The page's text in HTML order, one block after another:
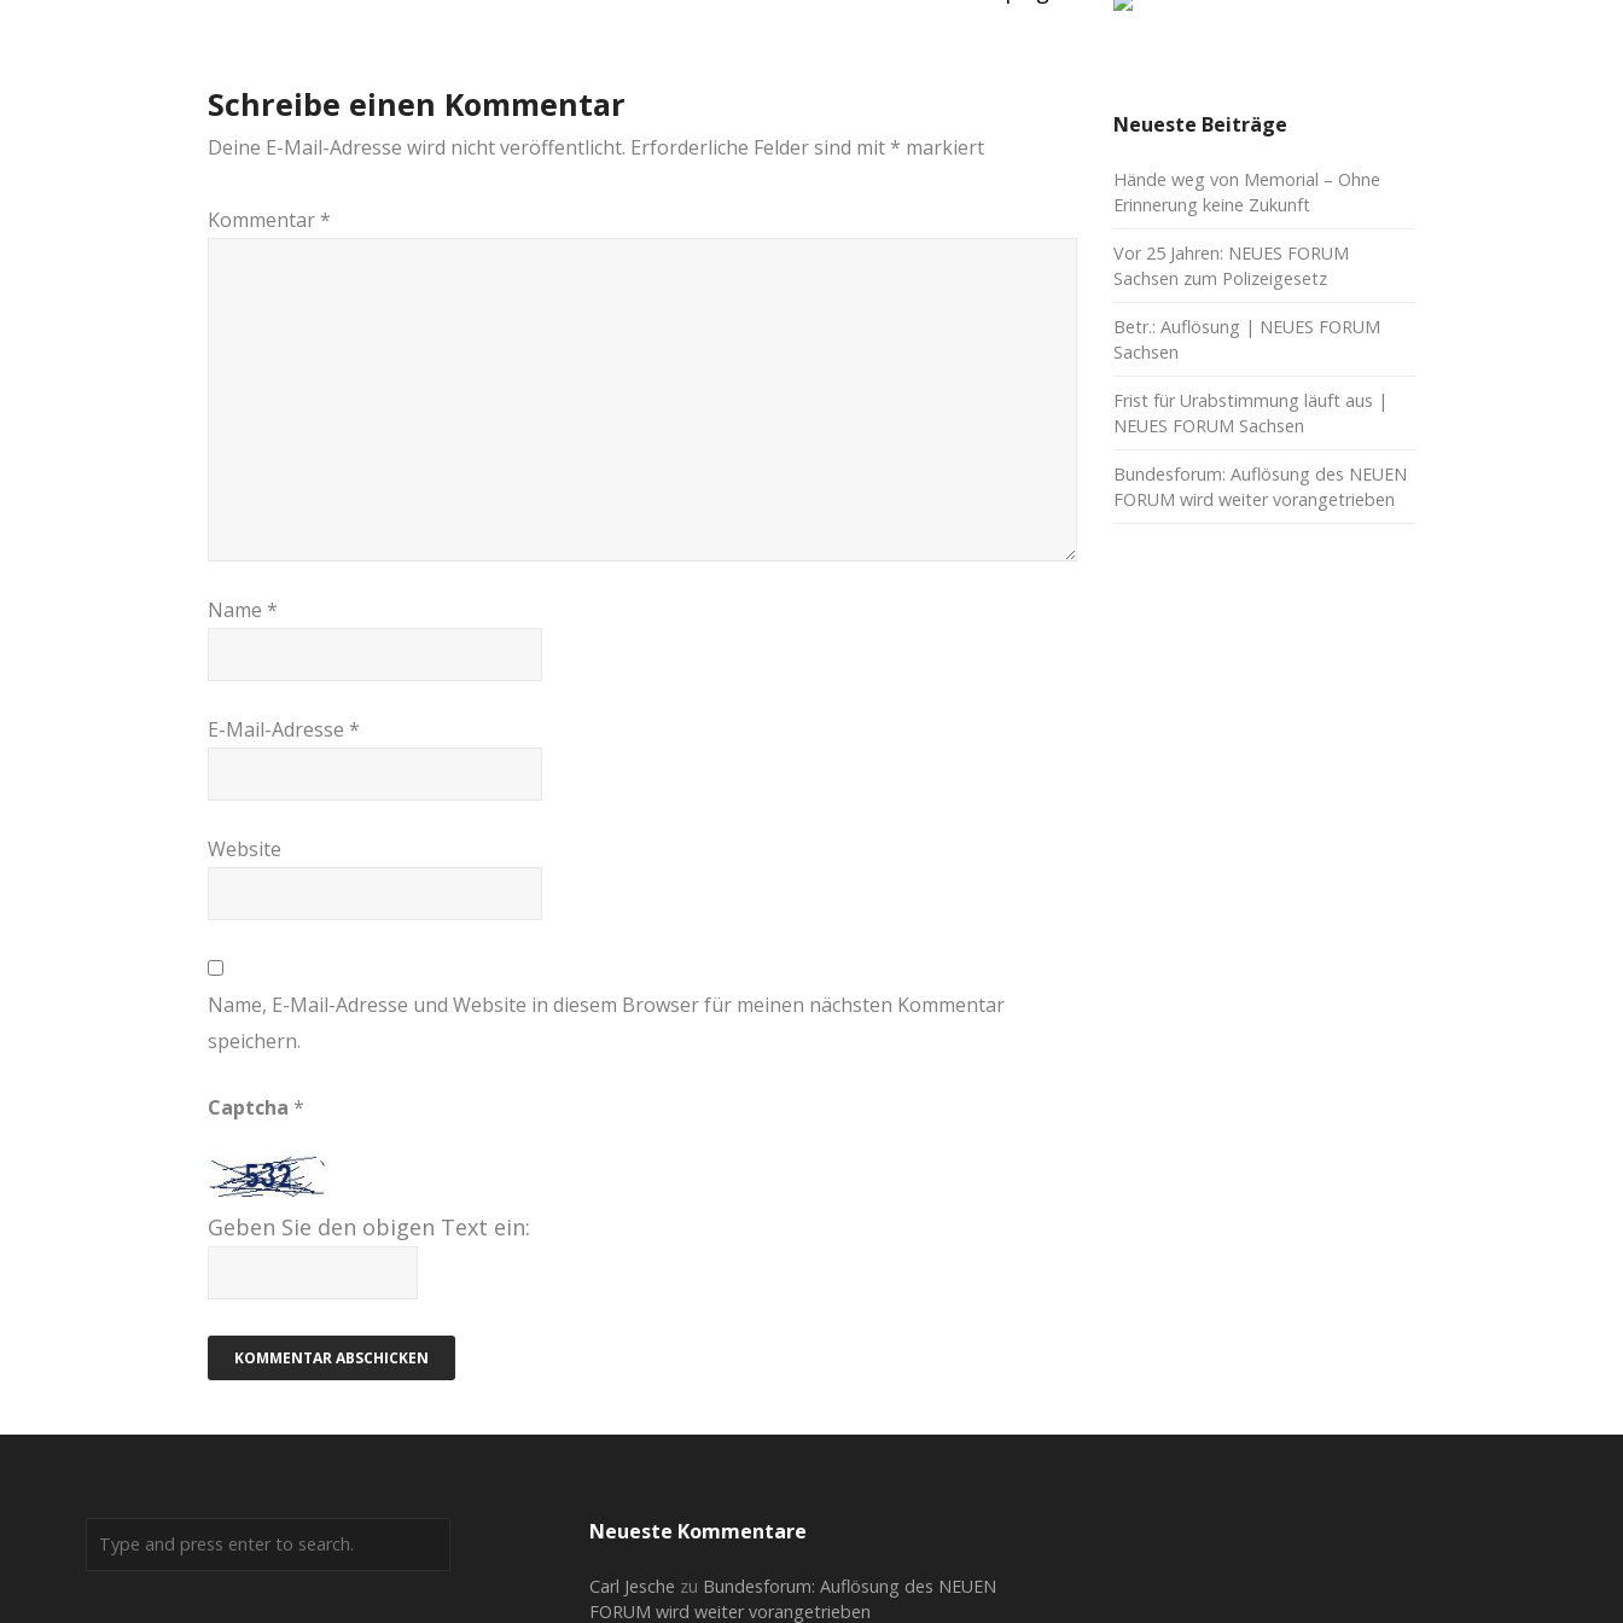
Schreibe einen Kommentar
Deine E-Mail-Adresse wird nicht veröffentlicht. Erforderliche Felder sind mit * markiert
Kommentar *
Name *
E-Mail-Adresse *
Website
Name, E-Mail-Adresse und Website in diesem Browser für meinen nächsten Kommentar
speichern.
Captcha *
Geben Sie den obigen Text ein:
Neueste Beiträge
Hände weg von Memorial – Ohne
Erinnerung keine Zukunft
Vor 25 Jahren: NEUES FORUM
Sachsen zum Polizeigesetz
Betr.: Auflösung | NEUES FORUM
Sachsen
Frist für Urabstimmung läuft aus |
NEUES FORUM Sachsen
Bundesforum: Auflösung des NEUEN
FORUM wird weiter vorangetrieben
Neueste Kommentare
Carl Jesche zu Bundesforum: Auflösung des NEUEN
FORUM wird weiter vorangetrieben